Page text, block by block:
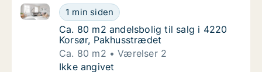
Ca. 80 m2 andelsbolig til salg i 4220
1 min siden
Ca. 80 m2 andelsbolig til salg i 4220 Korsør,
Ca. 80 m2 andelsbolig til salg i 4220
Ca. 80 m2 andelsbolig til salg i 4220
Korsør, Pakhusstrædet
Ca. 80 m2
Værelser 2
Ca. 80 m2 andelsbolig til salg i 4220
Ikke angivet